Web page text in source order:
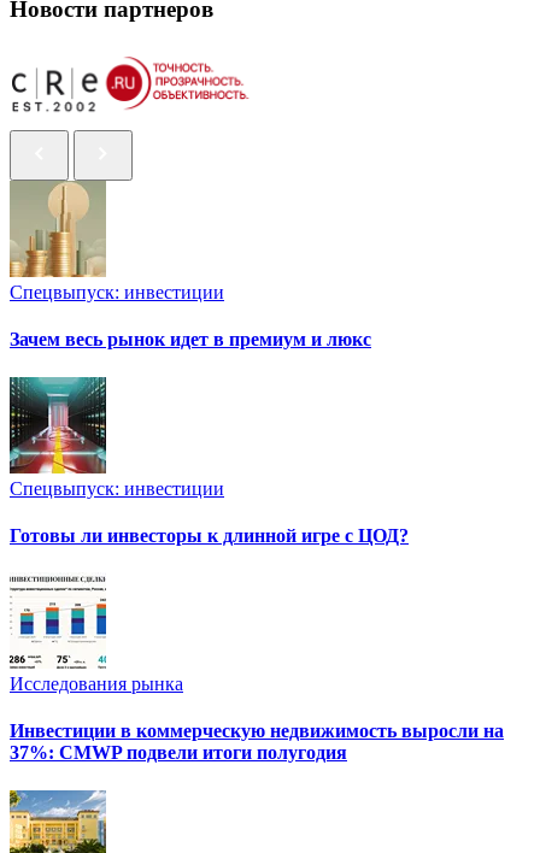
Новости партнеров
Спецвыпуск: инвестиции
Зачем весь рынок идет в премиум и люкс
Спецвыпуск: инвестиции
Готовы ли инвесторы к длинной игре с ЦОД?
Исследования рынка
Инвестиции в коммерческую недвижимость выросли на
37%: CMWP подвели итоги полугодия